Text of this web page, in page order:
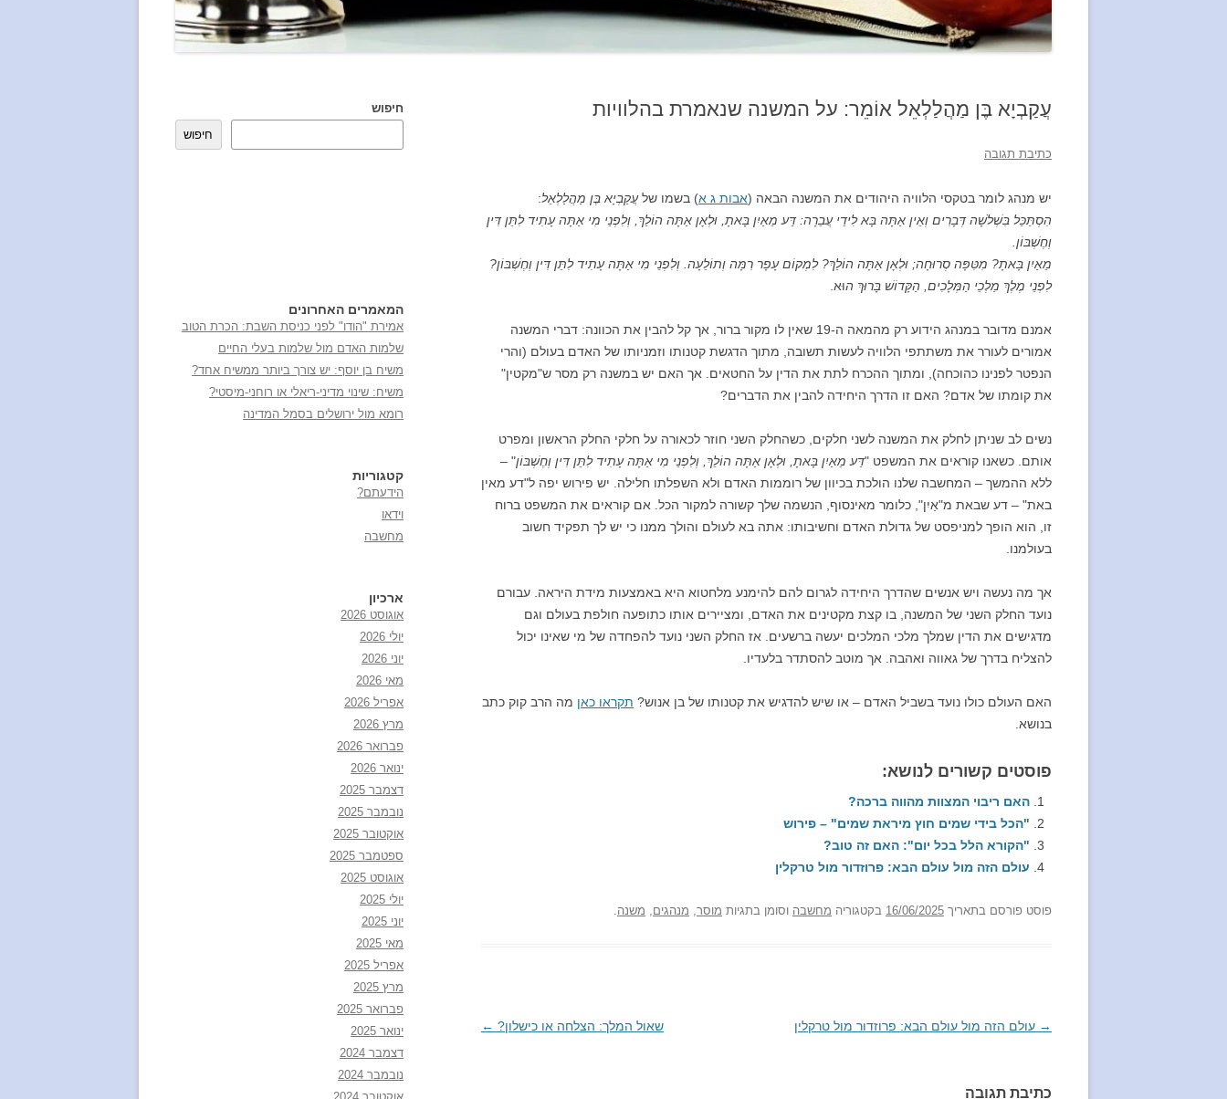
עֲקַבְיָא בֶּן מַהֲלַלְאֵל אוֹמֵר: על המשנה שנאמרת בהלוויות
כתיבת תגובה
יש מנהג לומר בטקסי הלוויה היהודים את המשנה הבאה (אבות ג א) בשמו שלעֲקַבְיָא בֶּן מַהֲלַלְאֵל:
הִסְתַּכֵּל בִּשְׁלֹשָׁה דְּבָרִים וְאֵין אַתָּה בָּא לִידֵי עֲבֵרָה: דַּע מֵאַיִן בָּאתָ, וּלְאָן אַתָּה הוֹלֵךְ, וְלִפְנֵי מִי אַתָּה עָתִיד לִתֵּן דִּין
וְחֶשְׁבּוֹן.
מֵאַיִן בָּאתָ? מִטִּפָּה סְרוּחָה; וּלְאָן אַתָּה הוֹלֵךְ? לִמְקוֹם עָפָר רִמָּה וְתוֹלֵעָה. וְלִפְנֵי מִי אַתָּה עָתִיד לִתֵּן דִּין וְחֶשְׁבּוֹן?
לִפְנֵי מֶלֶךְ מַלְכֵי הַמְּלָכִים, הַקָּדוֹשׁ בָּרוּךְ הוּא.
אמנם מדובר במנהג הידוע רק מהמאה ה-19 שאין לו מקור ברור, אך קל להבין את הכוונה: דברי המשנה
אמורים לעורר את משתתפי הלוויה לעשות תשובה, מתוך הדגשת קטנותו וזמניותו של האדם בעולם (והרי
הנפטר לפנינו כהוכחה), ומתוך ההכרח לתת את הדין על החטאים. אך האם יש במשנה רק מסר ש"מקטין"
את קומתו של אדם? האם זו הדרך היחידה להבין את הדברים?
נשים לב שניתן לחלק את המשנה לשני חלקים, כשהחלק השני חוזר לכאורה על חלקי החלק הראשון ומפרט
אותם. כשאנו קוראים את המשפט "דַּע מֵאַיִן בָּאתָ, וּלְאָן אַתָּה הוֹלֵךְ, וְלִפְנֵי מִי אַתָּה עָתִיד לִתֵּן דִּין וְחֶשְׁבּוֹן" –
ללא ההמשך – המחשבה שלנו הולכת בכיוון של רוממות האדם ולא השפלתו חלילה. יש פירוש יפה ל"דע מאין
באת" – דע שבאת מ"אַיִן", כלומר מאינסוף, הנשמה שלך קשורה למקור הכל. אם קוראים את המשפט ברוח
זו, הוא הופך למניפסט של גדולת האדם וחשיבותו: אתה בא לעולם והולך ממנו כי יש לך תפקיד חשוב
בעולמנו.
אך מה נעשה ויש אנשים שהדרך היחידה לגרום להם להימנע מלחטוא היא באמצעות מידת היראה. עבורם
נועד החלק השני של המשנה, בו קצת מקטינים את האדם, ומציירים אותו כתופעה חולפת בעולם וגם
מדגישים את הדין שמלך מלכי המלכים יעשה ברשעים. אז החלק השני נועד להפחדה של מי שאינו יכול
להצליח בדרך של גאווה ואהבה. אך מוטב להסתדר בלעדיו.
האם העולם כולו נועד בשביל האדם – או שיש להדגיש את קטנותו של בן אנוש? תקראו כאן מה הרב קוק כתב
בנושא.
פוסטים קשורים לנושא:
האם ריבוי המצוות מהווה ברכה?
"הכל בידי שמים חוץ מיראת שמים" – פירוש
"הקורא הלל בכל יום": האם זה טוב?
עולם הזה מול עולם הבא: פרוזדור מול טרקלין
פוסט פורסם בתאריך 16/06/2025 בקטגוריה מחשבה וסומן בתגיות מוסר, מנהגים, משנה.
ניווט
→ עולם הזה מול עולם הבא: פרוזדור מול טרקלין שאול המלך: הצלחה או כישלון? ←
כתיבת תגובה
חיפוש
חיפוש
המאמרים האחרונים
אמירת "הודו" לפני כניסת השבת: הכרת הטוב
שלמות האדם מול שלמות בעלי החיים
משיח בן יוסף: יש צורך ביותר ממשיח אחד?
משיח: שינוי מדיני-ריאלי או רוחני-מיסטי?
רומא מול ירושלים בסמל המדינה
קטגוריות
הידעתם?
וידאו
מחשבה
ארכיון
אוגוסט 2026
יולי 2026
יוני 2026
מאי 2026
אפריל 2026
מרץ 2026
פברואר 2026
ינואר 2026
דצמבר 2025
נובמבר 2025
אוקטובר 2025
ספטמבר 2025
אוגוסט 2025
יולי 2025
יוני 2025
מאי 2025
אפריל 2025
מרץ 2025
פברואר 2025
ינואר 2025
דצמבר 2024
נובמבר 2024